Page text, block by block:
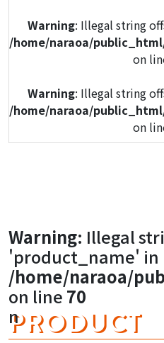
PRODUCT
Warning: Illegal string
/home/naraoa/
on
Warning: Illegal string
/home/naraoa/
on
Warning
: Illegal string
/home/naraoa/
on line
Warning: Illegal string
/home/naraoa/
on
Warning: Illegal
'product_name' in
/home/naraoa/
on line 70
n